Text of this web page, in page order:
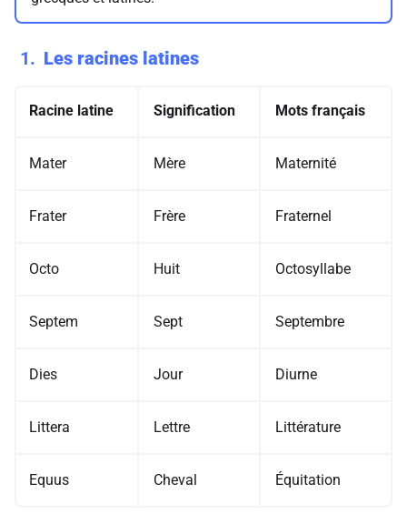
1 Les racines latines
Racine latine Signification Mots français
Mater Mère Maternité
Frater Frère Fraternel
Octo Huit Octosyllabe
Septem Sept Septembre
Dies Jour Diurne
Littera Lettre Littérature
Equus Cheval Équitation